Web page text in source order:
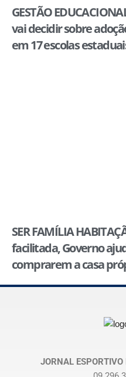
GESTÃO
vai decidir sobre
em 17 escolas
SER FAMÍLIA
facilitada, Governo
comprarem a casa
JORNAL ESPORTIVO